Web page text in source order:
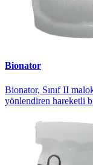
Bionator
Bionator, Sınıf II
yönlendiren hareketli